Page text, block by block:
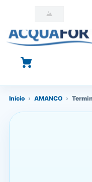
O que você está
Início › AMANCO ›